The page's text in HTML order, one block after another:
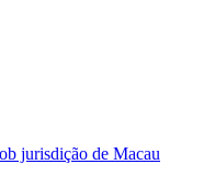
jurisdição de Macau